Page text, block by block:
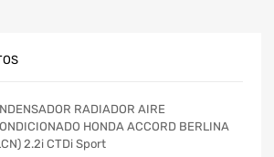
RADIADOR AIRE
HONDA ACCORD BERLINA
2.2i CTDi Sport